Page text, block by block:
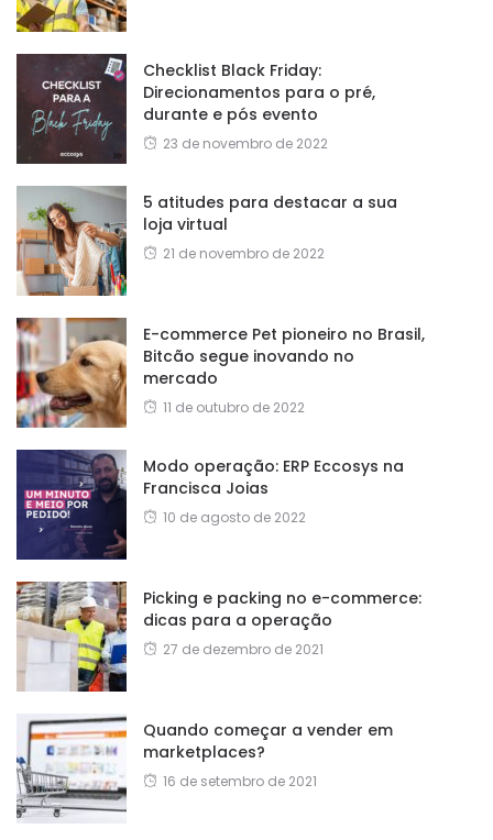
Checklist Black Friday:
Direcionamentos para o pré,
durante e pós evento
23 de novembro de 2022
5 atitudes para destacar a sua
loja virtual
21 de novembro de 2022
E-commerce Pet pioneiro no Brasil,
Bitcão segue inovando no
mercado
11 de outubro de 2022
Modo operação: ERP Eccosys na
Francisca Joias
10 de agosto de 2022
Picking e packing no e-commerce:
dicas para a operação
27 de dezembro de 2021
Quando começar a vender em
marketplaces?
16 de setembro de 2021